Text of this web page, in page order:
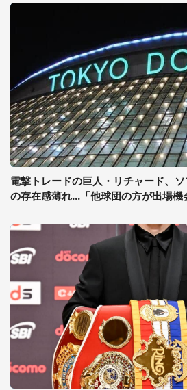
電撃トレードの巨人・リチャード、
の存在感薄れ...「他球団の方が出場機